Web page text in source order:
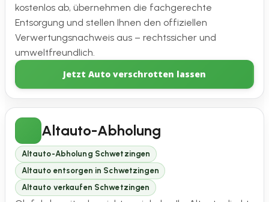
kostenlos ab, übernehmen die fachgerechte
Entsorgung und stellen Ihnen den offiziellen
Verwertungsnachweis aus – rechtssicher und
umweltfreundlich.
Jetzt Auto verschrotten lassen
Altauto-Abholung
Altauto-Abholung Schwetzingen
Altauto entsorgen in Schwetzingen
Altauto verkaufen Schwetzingen